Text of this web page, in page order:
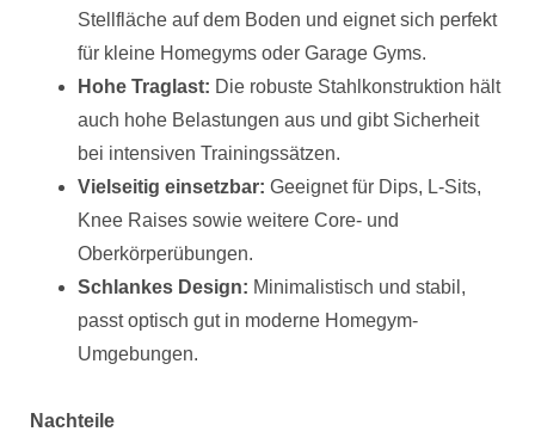
Stellfläche auf dem Boden und eignet sich perfekt
für kleine Homegyms oder Garage Gyms.
Hohe Traglast: Die robuste Stahlkonstruktion hält
auch hohe Belastungen aus und gibt Sicherheit
bei intensiven Trainingssätzen.
Vielseitig einsetzbar: Geeignet für Dips, L-Sits,
Knee Raises sowie weitere Core- und
Oberkörperübungen.
Schlankes Design: Minimalistisch und stabil,
passt optisch gut in moderne Homegym-
Umgebungen.
Nachteile